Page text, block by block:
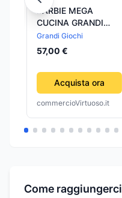
BARBIE MEGA
CUCINA GRANDI
GIOCHI
Grandi Giochi
57,00 €
Acquista ora
commercioVirtuoso.it
Come raggiungerci